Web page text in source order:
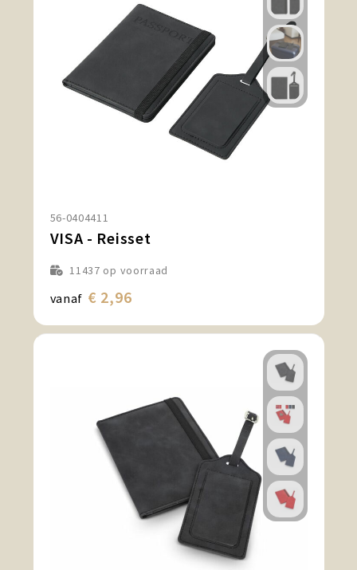
56-0404411
VISA - Reisset
11437 op voorraad
vanaf € 2,96